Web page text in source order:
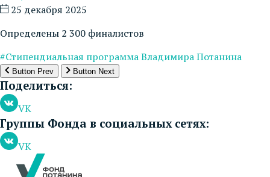
25 декабря 2025
Определены 2 300 финалистов
#Стипендиальная программа Владимира Потанина
Button Prev Button Next
Поделиться:
VK
Группы Фонда в социальных сетях:
VK